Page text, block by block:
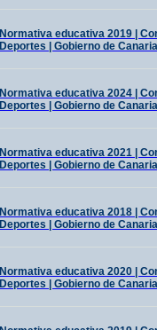
Normativa educativa 2019 |
Deportes | Gobierno de
Normativa educativa 2024 |
Deportes | Gobierno de
Normativa educativa 2021 |
Deportes | Gobierno de
Normativa educativa 2018 |
Deportes | Gobierno de
Normativa educativa 2020 |
Deportes | Gobierno de